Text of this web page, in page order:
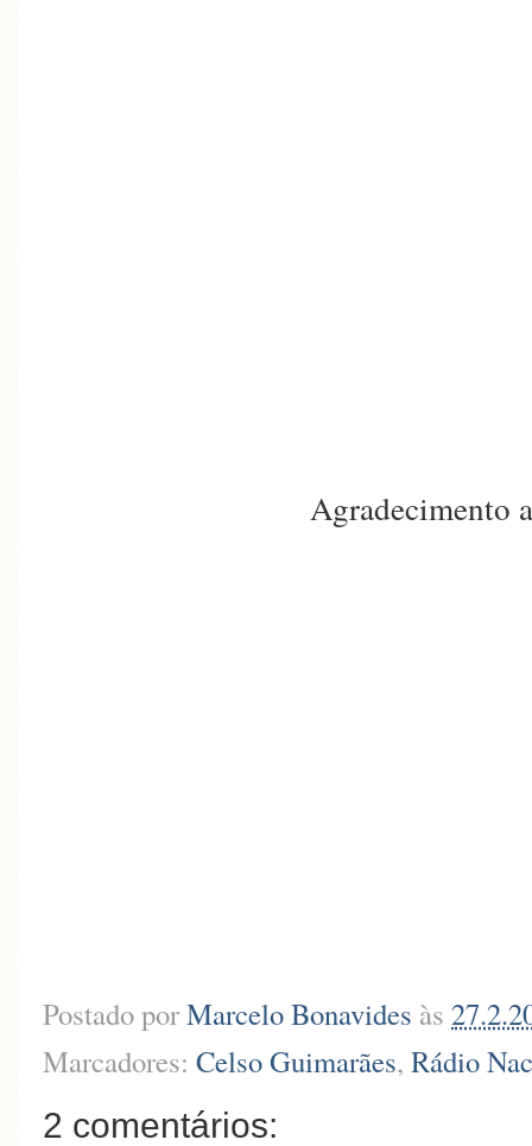
Agradecimento
Postado porMarcelo Bonavides às
Marcadores: Celso Guimarães, Rádio
2 comentários: